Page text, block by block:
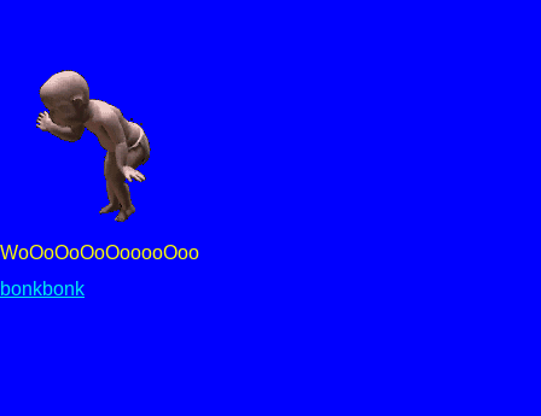
WoOoOoOoOooooOoo
bonkbonk